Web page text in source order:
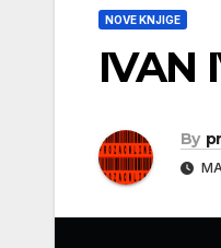
NOVE KNJIGE
IVAN
By